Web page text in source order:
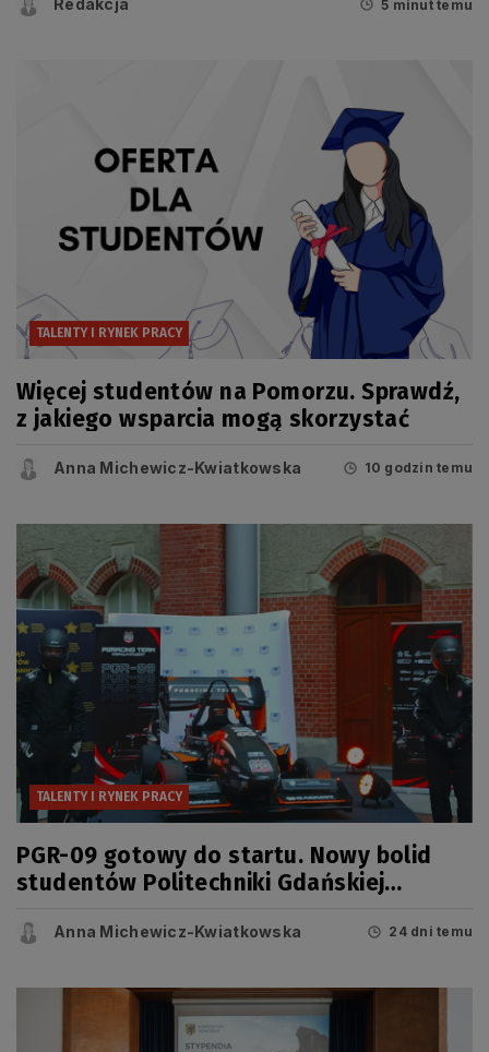
Redakcja 5 minut temu
TALENTY I RYNEK PRACY
Więcej studentów na Pomorzu. Sprawdź,
z jakiego wsparcia mogą skorzystać
Anna Michewicz-Kwiatkowska 10 godzin temu
TALENTY I RYNEK PRACY
PGR-09 gotowy do startu. Nowy bolid
studentów Politechniki Gdańskiej
Student
Anna Michewicz-Kwiatkowska 24 dni temu